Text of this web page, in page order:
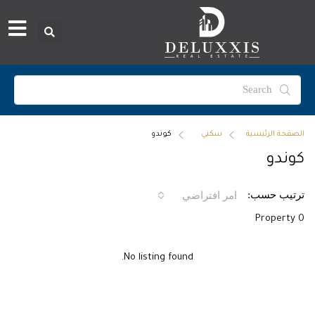
الصفحة الرئيسية سكني كوندو
كوندو
0 Property
ترتيب حسب: امر افتراضي
No listing found.